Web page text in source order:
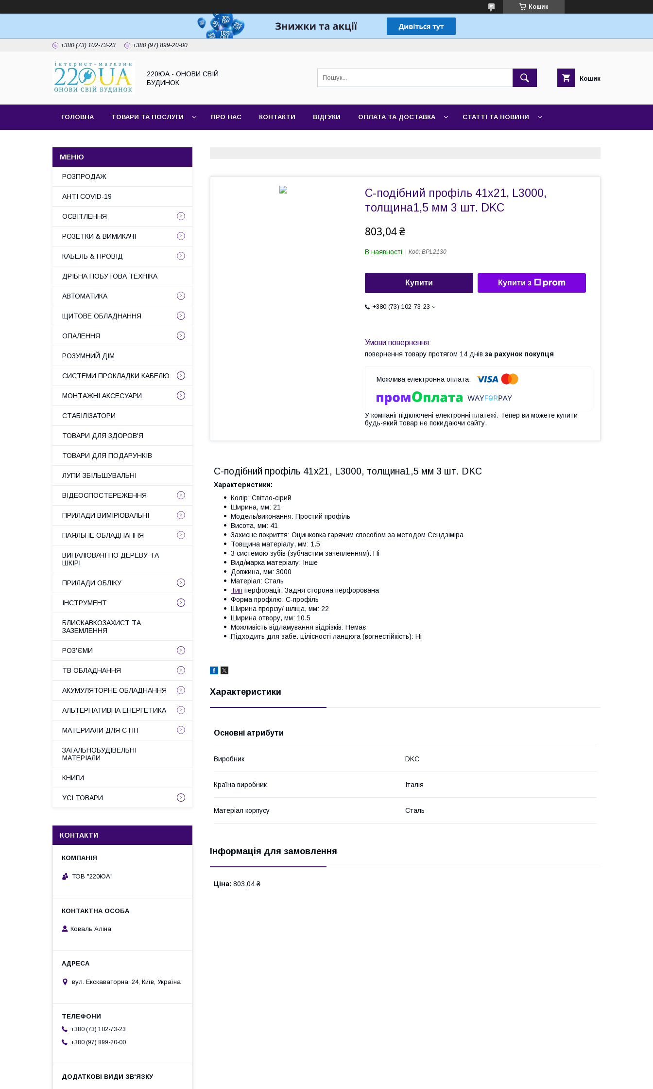
Кошик
+380 (73) 102-73-23 +380 (97) 899-20-00
220ЮА - ОНОВИ СВІЙ
БУДИНОК
Кошик
ГОЛОВНА ТОВАРИ ТА ПОСЛУГИ ПРО НАС КОНТАКТИ ВІДГУКИ ОПЛАТА ТА ДОСТАВКА СТАТТІ ТА НОВИНИ
С-подібний профіль 41х21, L3000,
толщина1,5 мм 3 шт. DKC
803,04 ₴
В наявності Код: BPL2130
Купити Купити з
+380 (73) 102-73-23
повернення товару протягом 14 днів за рахунок покупця
У компанії підключені електронні платежі. Тепер ви можете купити
будь-який товар не покидаючи сайту.
С-подібний профіль 41х21, L3000, толщина1,5 мм 3 шт. DKC
Характеристики:
Колір: Світло-сірий
Ширина, мм: 21
Модель/виконання: Простий профіль
Висота, мм: 41
Захисне покриття: Оцинковка гарячим способом за методом Сендзіміра
Товщина матеріалу, мм: 1.5
З системою зубів (зубчастим зачепленням): Ні
Вид/марка матеріалу: Інше
Довжина, мм: 3000
Матеріал: Сталь
Тип перфорації: Задня сторона перфорована
Форма профілю: С-профіль
Ширина прорізу/ шліца, мм: 22
Ширина отвору, мм: 10.5
Можливість відламування відрізків: Немає
Підходить для забе. цілісності ланцюга (вогнестійкість): Ні
Характеристики
Основні атрибути
Виробник DKC
Країна виробник Італія
Матеріал корпусу Сталь
Інформація для замовлення
Ціна: 803,04 ₴
РОЗПРОДАЖ
АНТІ COVID-19
ОСВІТЛЕННЯ
РОЗЕТКИ & ВИМИКАЧІ
КАБЕЛЬ & ПРОВІД
ДРІБНА ПОБУТОВА ТЕХНІКА
АВТОМАТИКА
ЩИТОВЕ ОБЛАДНАННЯ
ОПАЛЕННЯ
РОЗУМНИЙ ДІМ
СИСТЕМИ ПРОКЛАДКИ КАБЕЛЮ
МОНТАЖНІ АКСЕСУАРИ
СТАБІЛІЗАТОРИ
ТОВАРИ ДЛЯ ЗДОРОВ'Я
ТОВАРИ ДЛЯ ПОДАРУНКІВ
ЛУПИ ЗБІЛЬШУВАЛЬНІ
ВІДЕОСПОСТЕРЕЖЕННЯ
ПРИЛАДИ ВИМІРЮВАЛЬНІ
ПАЯЛЬНЕ ОБЛАДНАННЯ
ВИПАЛЮВАЧІ ПО ДЕРЕВУ ТА
ШКІРІ
ПРИЛАДИ ОБЛІКУ
ІНСТРУМЕНТ
БЛИСКАВКОЗАХИСТ ТА
ЗАЗЕМЛЕННЯ
РОЗ'ЄМИ
ТВ ОБЛАДНАННЯ
АКУМУЛЯТОРНЕ ОБЛАДНАННЯ
АЛЬТЕРНАТИВНА ЕНЕРГЕТИКА
МАТЕРИАЛИ ДЛЯ СТІН
ЗАГАЛЬНОБУДІВЕЛЬНІ
МАТЕРІАЛИ
КНИГИ
УСІ ТОВАРИ
КОНТАКТИ
ТОВ "220ЮА"
Коваль Аліна
вул. Екскаваторна, 24, Київ, Україна
+380 (73) 102-73-23
+380 (97) 899-20-00